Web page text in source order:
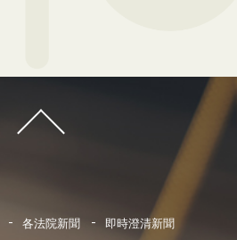
各法院新聞
即時澄清新聞